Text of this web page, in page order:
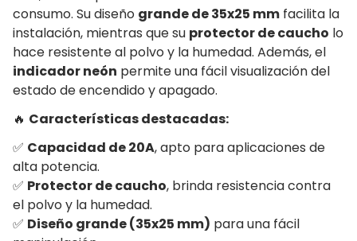
consumo. Su diseño grande de 35x25 mm facilita la
instalación, mientras que su protector de caucho lo
hace resistente al polvo y la humedad. Además, el
indicador neón permite una fácil visualización del
estado de encendido y apagado.
🔥 Características destacadas:
✅ Capacidad de 20A, apto para aplicaciones de
alta potencia.
✅ Protector de caucho, brinda resistencia contra
el polvo y la humedad.
✅ Diseño grande (35x25 mm) para una fácil